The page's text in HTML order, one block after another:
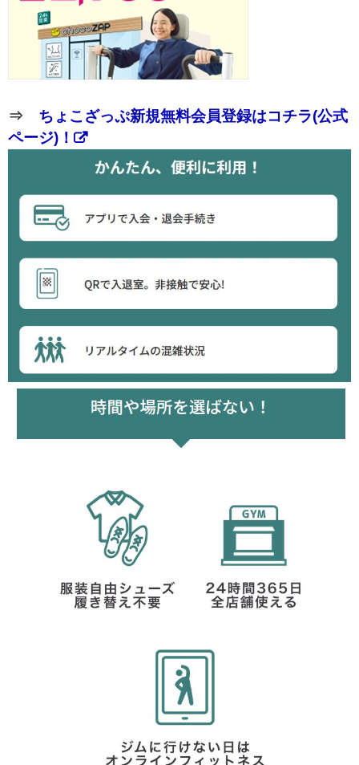
⇒ ちょこざっぷ新規無料会員登録はコチラ(公式
ページ)！